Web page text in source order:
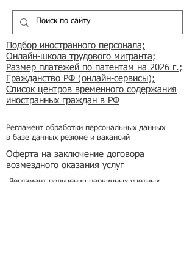
Подбор иностранного персонала;
Онлайн-школа трудового мигранта;
Размер платежей по патентам на 2026 г.;
Гражданство РФ (онлайн-сервисы);
Список центров временного содержания
иностранных граждан в РФ
Регламент обработки персональных данных
в базе данных резюме и вакансий
​Оферта на заключение договора
возмездного оказания услуг
Регламент получения первичных учетных